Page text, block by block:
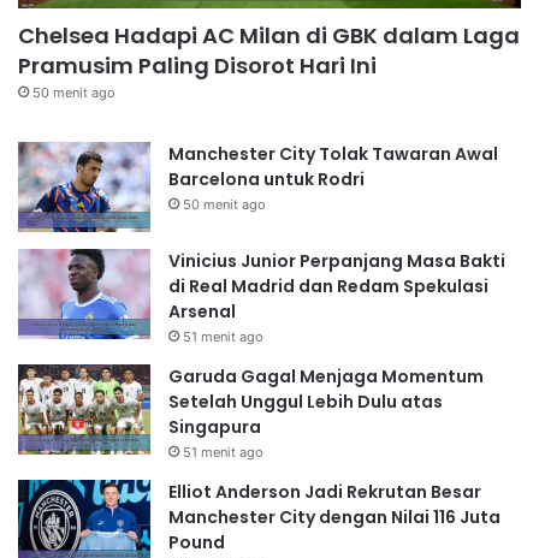
Chelsea Hadapi AC Milan di GBK dalam Laga
Pramusim Paling Disorot Hari Ini
50 menit ago
Manchester City Tolak Tawaran Awal
Barcelona untuk Rodri
50 menit ago
Vinicius Junior Perpanjang Masa Bakti
di Real Madrid dan Redam Spekulasi
Arsenal
51 menit ago
Garuda Gagal Menjaga Momentum
Setelah Unggul Lebih Dulu atas
Singapura
51 menit ago
Elliot Anderson Jadi Rekrutan Besar
Manchester City dengan Nilai 116 Juta
Pound